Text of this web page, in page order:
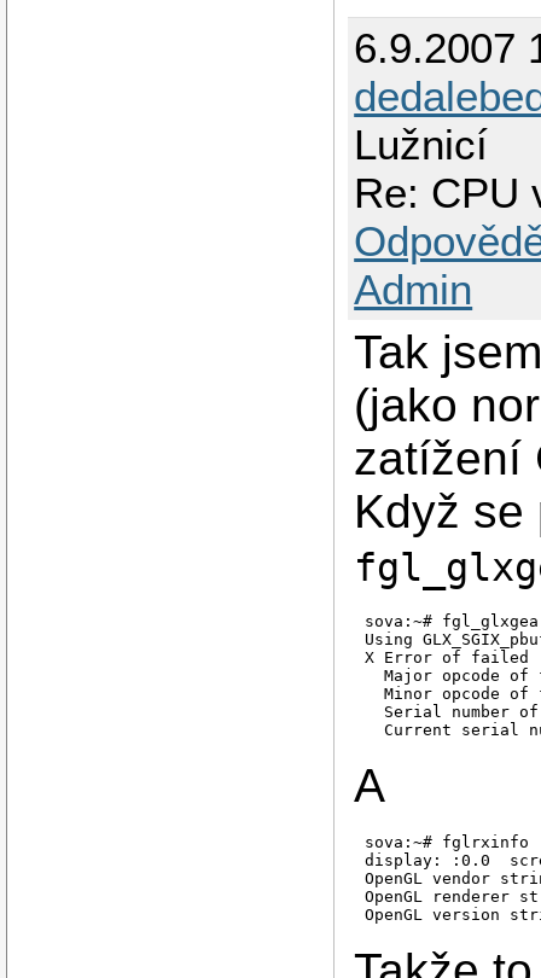
6.9.2007
Lužnicí
Re: CPU
Admin
Tak
(jako
zatížení
Když se
sova:~#
Using
X Error of failed
Major opcode of
Minor opcode of
Serial number
A
sova:~# fglrxinfo
display: :0.0
OpenGL vendor
OpenGL renderer